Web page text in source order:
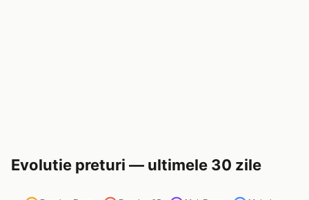
Evolutie preturi — ultimele 30 zile